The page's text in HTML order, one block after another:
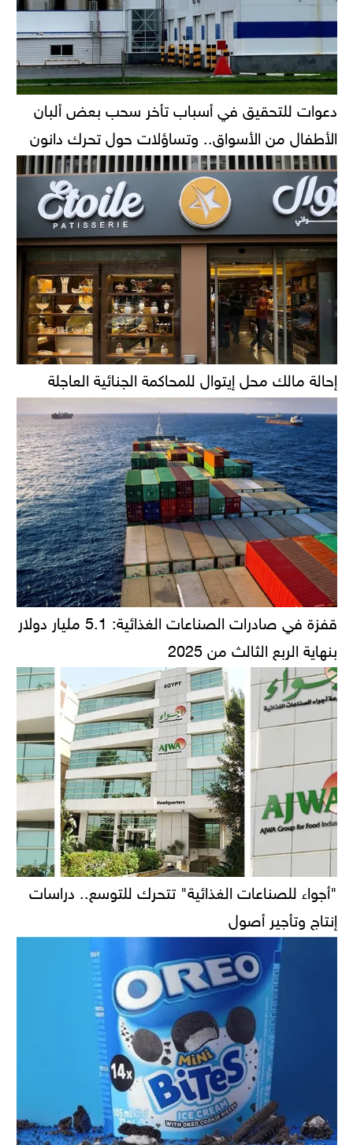
دعوات للتحقيق في أسباب تأخر سحب بعض ألبان
الأطفال من الأسواق.. وتساؤلات حول تحرك دانون
إحالة مالك محل إيتوال للمحاكمة الجنائية العاجلة
قفزة في صادرات الصناعات الغذائية: 5.1 مليار دولار
بنهاية الربع الثالث من 2025
"أجواء للصناعات الغذائية" تتحرك للتوسع.. دراسات
إنتاج وتأجير أصول